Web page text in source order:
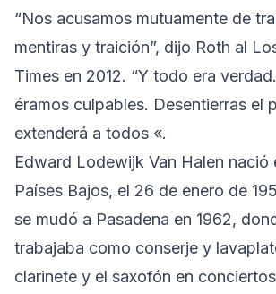
“Nos acusamos mutuamente de
mentiras y traición”, dijo Roth al
Times en 2012. “Y todo era
éramos culpables. Desentierras el
extenderá a todos «.
Edward Lodewijk Van Halen nació
Países Bajos, el 26 de enero de
se mudó a Pasadena en 1962,
trabajaba como conserje y
clarinete y el saxofón en